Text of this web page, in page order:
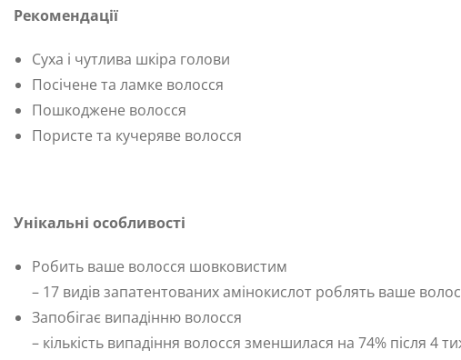
Рекомендації
Суха і чутлива шкіра голови
Посічене та ламке волосся
Пошкоджене волосся
Пористе та кучеряве волосся
Унікальні особливості
Робить ваше волосся шовковистим
– 17 видів запатентованих амінокислот роблять ваше
Запобігає випадінню волосся
– кількість випадіння волосся зменшилася на 74% після 4